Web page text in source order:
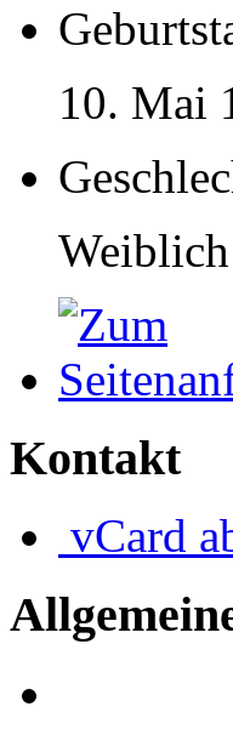
10. Mai
Weiblich
Kontakt
vCard